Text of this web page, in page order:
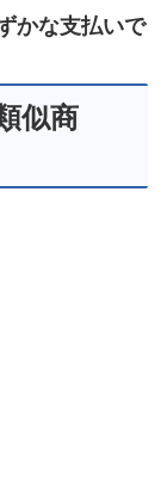
かな支払いで
似商